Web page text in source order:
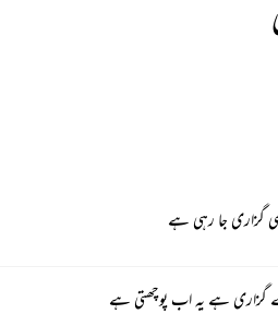
گزاری جا رہی ہے
گزاری ہے یہ اب پوچھتی ہے